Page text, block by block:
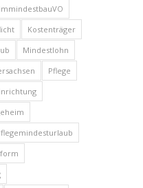
Kostenträger
Mindestlohn
Pflege